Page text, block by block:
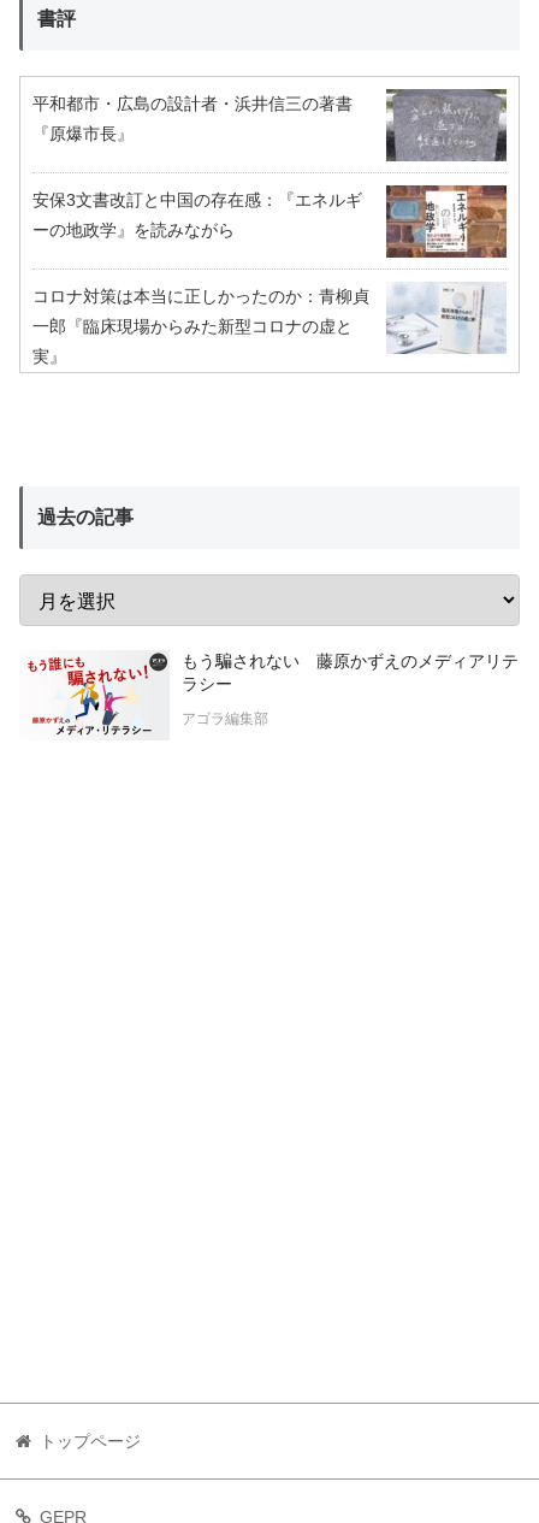
書評
平和都市・広島の設計者・浜井信三の著書
『原爆市長』
安保3文書改訂と中国の存在感：『エネルギ
ーの地政学』を読みながら
コロナ対策は本当に正しかったのか：青柳貞
一郎『臨床現場からみた新型コロナの虚と
実』
過去の記事
もう騙されない 藤原かずえのメディアリテ
ラシー
アゴラ編集部
トップページ
GEPR